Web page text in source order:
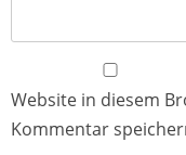
Website in diesem
Kommentar